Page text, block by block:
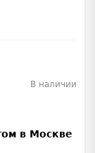
В наличии